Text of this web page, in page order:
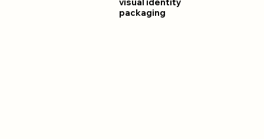
visual identity
packaging